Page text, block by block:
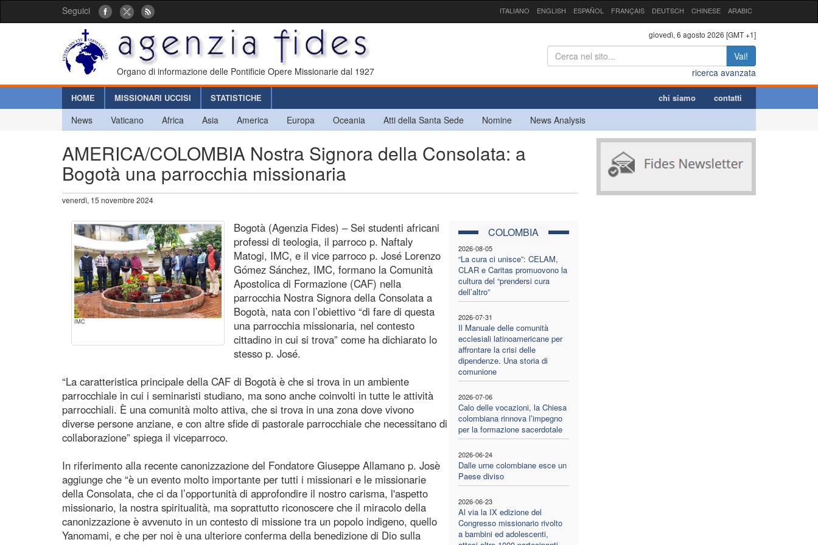
Seguici ITALIANO ENGLISH ESPAÑOL FRANÇAIS DEUTSCH CHINESE ARABIC
Organo di informazione delle Pontificie Opere Missionarie dal 1927
giovedì, 6 agosto 2026 [GMT +1]
Vai!
ricerca avanzata
HOME MISSIONARI UCCISI STATISTICHE chi siamo contatti
News Vaticano Africa Asia America Europa Oceania Atti della Santa Sede Nomine News Analysis
AMERICA/COLOMBIA Nostra Signora della Consolata: a
Bogotà una parrocchia missionaria
venerdì, 15 novembre 2024
IMC
COLOMBIA
2026-08-05
“La cura ci unisce”: CELAM,
CLAR e Caritas promuovono la
cultura del “prendersi cura
dell’altro”
2026-07-31
Il Manuale delle comunità
ecclesiali latinoamericane per
affrontare la crisi delle
dipendenze. Una storia di
comunione
2026-07-06
Calo delle vocazioni, la Chiesa
colombiana rinnova l’impegno
per la formazione sacerdotale
2026-06-24
Dalle urne colombiane esce un
Paese diviso
2026-06-23
Al via la IX edizione del
Congresso missionario rivolto
a bambini ed adolescenti,
Bogotà (Agenzia Fides) – Sei studenti africani
professi di teologia, il parroco p. Naftaly
Matogi, IMC, e il vice parroco p. José Lorenzo
Gómez Sánchez, IMC, formano la Comunità
Apostolica di Formazione (CAF) nella
parrocchia Nostra Signora della Consolata a
Bogotà, nata con l’obiettivo “di fare di questa
una parrocchia missionaria, nel contesto
cittadino in cui si trova” come ha dichiarato lo
stesso p. José.
“La caratteristica principale della CAF di Bogotà è che si trova in un ambiente
parrocchiale in cui i seminaristi studiano, ma sono anche coinvolti in tutte le attività
parrocchiali. È una comunità molto attiva, che si trova in una zona dove vivono
diverse persone anziane, e con altre sfide di pastorale parrocchiale che necessitano di
collaborazione” spiega il viceparroco.
In riferimento alla recente canonizzazione del Fondatore Giuseppe Allamano p. Josè
aggiunge che “è un evento molto importante per tutti i missionari e le missionarie
della Consolata, che ci da l’opportunità di approfondire il nostro carisma, l'aspetto
missionario, la nostra spiritualità, ma soprattutto riconoscere che il miracolo della
canonizzazione è avvenuto in un contesto di missione tra un popolo indigeno, quello
Yanomami, e che per noi è una ulteriore conferma della benedizione di Dio sulla